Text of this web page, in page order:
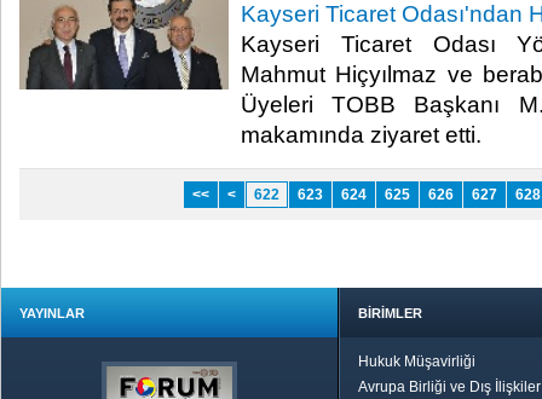
Kayseri Ticaret Odası'ndan
Kayseri Ticaret Odası
Mahmut Hiçyılmaz ve
Üyeleri TOBB Başkanı M.
makamında ziyaret etti.​​
<< < 622 623 624 625 626 627 628
YAYINLAR BİRİMLER
Hukuk Müşavirliği
Avrupa Birliği ve Dış